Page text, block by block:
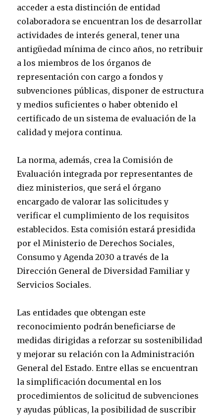
acceder a esta distinción de entidad
colaboradora se encuentran los de desarrollar
actividades de interés general, tener una
antigüedad mínima de cinco años, no retribuir
a los miembros de los órganos de
representación con cargo a fondos y
subvenciones públicas, disponer de estructura
y medios suficientes o haber obtenido el
certificado de un sistema de evaluación de la
calidad y mejora continua.
La norma, además, crea la Comisión de
Evaluación integrada por representantes de
diez ministerios, que será el órgano
encargado de valorar las solicitudes y
verificar el cumplimiento de los requisitos
establecidos. Esta comisión estará presidida
por el Ministerio de Derechos Sociales,
Consumo y Agenda 2030 a través de la
Dirección General de Diversidad Familiar y
Servicios Sociales.
Las entidades que obtengan este
reconocimiento podrán beneficiarse de
medidas dirigidas a reforzar su sostenibilidad
y mejorar su relación con la Administración
General del Estado. Entre ellas se encuentran
la simplificación documental en los
procedimientos de solicitud de subvenciones
y ayudas públicas, la posibilidad de suscribir